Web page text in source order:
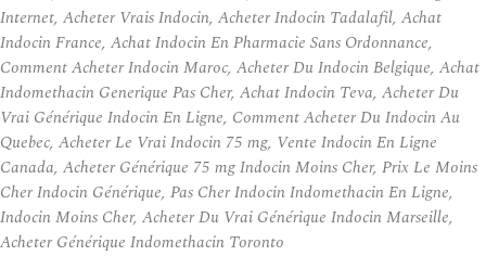
Internet, Acheter Vrais Indocin, Acheter Indocin Tadalafil, Achat
Indocin France, Achat Indocin En Pharmacie Sans Ordonnance,
Comment Acheter Indocin Maroc, Acheter Du Indocin Belgique, Achat
Indomethacin Generique Pas Cher, Achat Indocin Teva, Acheter Du
Vrai Générique Indocin En Ligne, Comment Acheter Du Indocin Au
Quebec, Acheter Le Vrai Indocin 75 mg, Vente Indocin En Ligne
Canada, Acheter Générique 75 mg Indocin Moins Cher, Prix Le Moins
Cher Indocin Générique, Pas Cher Indocin Indomethacin En Ligne,
Indocin Moins Cher, Acheter Du Vrai Générique Indocin Marseille,
Acheter Générique Indomethacin Toronto